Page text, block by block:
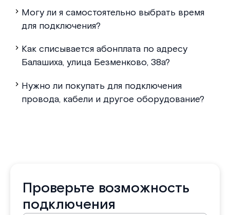
Могу ли я самостоятельно выбрать время
для подключения?
Как списывается абонплата по адресу
Балашиха, улица Безменково, 38а?
Нужно ли покупать для подключения
провода, кабели и другое оборудование?
Проверьте возможность
подключения